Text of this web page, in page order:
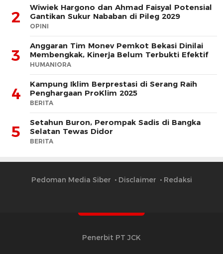
2
Wiwiek Hargono dan Ahmad Faisyal Potensial
Gantikan Sukur Nababan di Pileg 2029
OPINI
3
Anggaran Tim Monev Pemkot Bekasi Dinilai
Membengkak, Kinerja Belum Terbukti Efektif
HUMANIORA
4
Kampung Iklim Berprestasi di Serang Raih
Penghargaan ProKlim 2025
BERITA
5
Setahun Buron, Perompak Sadis di Bangka
Selatan Tewas Didor
BERITA
Pedoman Media Siber Disclaimer Redaksi
Penerbit PT JCK